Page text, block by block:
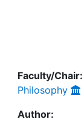
Faculty/Chair:
Philosophy
Author: